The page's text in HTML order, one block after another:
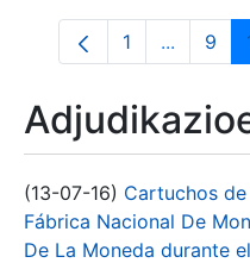
Orrialdea
1 ... 9
(13-07-16) Cartuchos
Fábrica Nacional De
De La Moneda durante